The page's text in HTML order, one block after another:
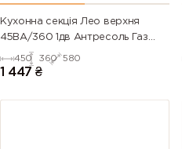
Кухонна секція Лео верхня
45ВА/360 1дв Антресоль Газ
Ліфт
450 360 580
1 447 ₴